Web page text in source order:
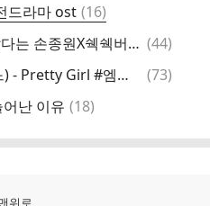
드라마 ost 댓
글
(16)
요즘 버거 1황이라는 후기 많다는 손종원X쉑쉑버거 콜라보 버거.jpg 댓
(44)
'최초 공개' RESCENE (리센느) - Pretty Girl #엠카운트다운
댓
(73)
난 이유 댓
(18)
위로